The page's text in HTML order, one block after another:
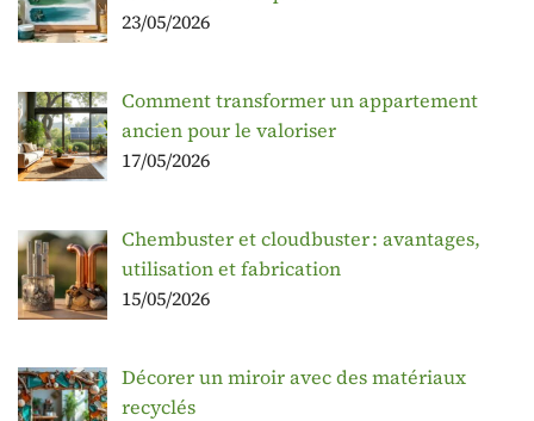
23/05/2026
Comment transformer un appartement
ancien pour le valoriser
17/05/2026
Chembuster et cloudbuster : avantages,
utilisation et fabrication
15/05/2026
Décorer un miroir avec des matériaux
recyclés